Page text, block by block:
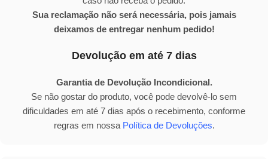
Sua reclamação não será necessária, pois jamais
deixamos de entregar nenhum pedido!
Devolução em até 7 dias
Garantia de Devolução Incondicional.
Se não gostar do produto, você pode devolvê-lo sem
dificuldades em até 7 dias após o recebimento, conforme
regras em nossa Política de Devoluções.